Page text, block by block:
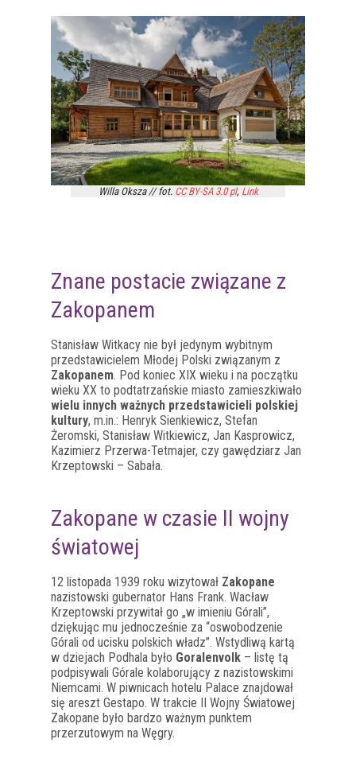
Willa Oksza // fot. CC BY-SA 3.0 pl, Link
Znane postacie związane z
Zakopanem
Stanisław Witkacy nie był jedynym wybitnym
przedstawicielem Młodej Polski związanym z
Zakopanem. Pod koniec XIX wieku i na początku
wieku XX to podtatrzańskie miasto zamieszkiwało
wielu innych ważnych przedstawicieli polskiej
kultury, m.in.: Henryk Sienkiewicz, Stefan
Żeromski, Stanisław Witkiewicz, Jan Kasprowicz,
Kazimierz Przerwa-Tetmajer, czy gawędziarz Jan
Krzeptowski – Sabała.
Zakopane w czasie II wojny
światowej
12 listopada 1939 roku wizytował Zakopane
nazistowski gubernator Hans Frank. Wacław
Krzeptowski przywitał go „w imieniu Górali”,
dziękując mu jednocześnie za “oswobodzenie
Górali od ucisku polskich władz”. Wstydliwą kartą
w dziejach Podhala było Goralenvolk – listę tą
podpisywali Górale kolaborujący z nazistowskimi
Niemcami. W piwnicach hotelu Palace znajdował
się areszt Gestapo. W trakcie II Wojny Światowej
Zakopane było bardzo ważnym punktem
przerzutowym na Węgry.